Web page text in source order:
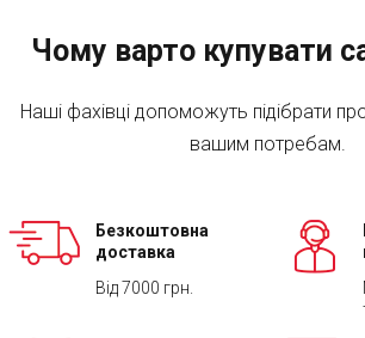
Чому варто купувати
Наші фахівці допоможуть підібрати
вашим потребам.
Безкоштовна
доставка
Від 7000 грн.